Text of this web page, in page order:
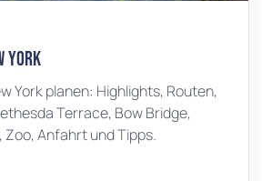
York
York planen: Highlights, Routen,
Terrace, Bow Bridge,
Anfahrt und Tipps.